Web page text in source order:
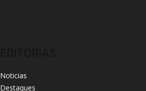
Noticias
Destaques